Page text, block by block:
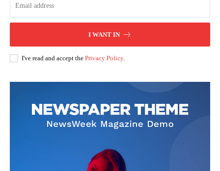
I WANT IN
I've read and accept the Privacy Policy.